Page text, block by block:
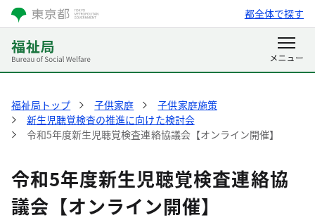
都全体で探す
福祉局トップ 子供家庭
子供家庭施策
新生児聴覚検査の推進に向けた検討会
令和5年度新生児聴覚検査連絡協議会【オンライン開催】
令和5年度新生児聴覚検査連絡協
議会【オンライン開催】